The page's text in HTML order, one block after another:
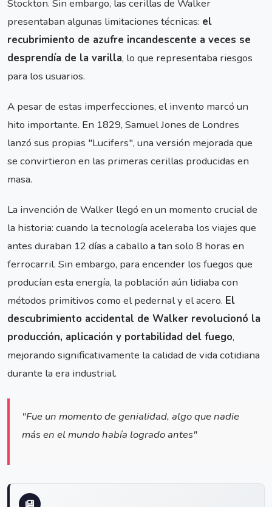
Stockton. Sin embargo, las cerillas de Walker
presentaban algunas limitaciones técnicas: el
recubrimiento de azufre incandescente a veces se
desprendía de la varilla, lo que representaba riesgos
para los usuarios.
A pesar de estas imperfecciones, el invento marcó un
hito importante. En 1829, Samuel Jones de Londres
lanzó sus propias "Lucifers", una versión mejorada que
se convirtieron en las primeras cerillas producidas en
masa.
La invención de Walker llegó en un momento crucial de
la historia: cuando la tecnología aceleraba los viajes que
antes duraban 12 días a caballo a tan solo 8 horas en
ferrocarril. Sin embargo, para encender los fuegos que
producían esta energía, la población aún lidiaba con
métodos primitivos como el pedernal y el acero. El
descubrimiento accidental de Walker revolucionó la
producción, aplicación y portabilidad del fuego,
mejorando significativamente la calidad de vida cotidiana
durante la era industrial.
"Fue un momento de genialidad, algo que nadie
más en el mundo había logrado antes"